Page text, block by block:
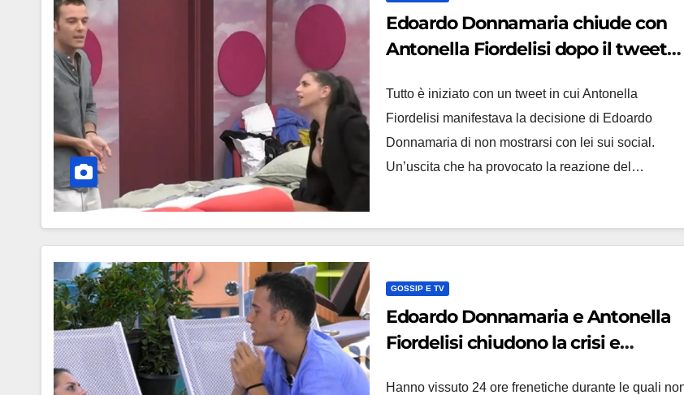
Edoardo Donnamaria chiude con
Antonella Fiordelisi dopo il tweet
persona giusta’
Tutto è iniziato con un tweet in cui Antonella
Fiordelisi manifestava la decisione di Edoardo
Donnamaria di non mostrarsi con lei sui social.
Un’uscita che ha provocato la reazione del…
GOSSIP E TV
Edoardo Donnamaria e Antonella
Fiordelisi chiudono la crisi e
Hanno vissuto 24 ore frenetiche durante le quali